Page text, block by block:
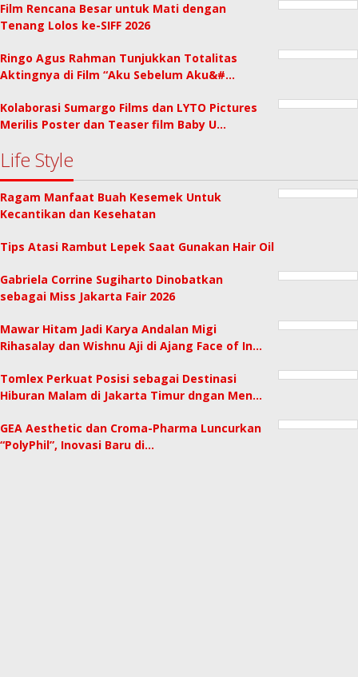
Film Rencana Besar untuk Mati dengan
Tenang Lolos ke-SIFF 2026
Ringo Agus Rahman Tunjukkan Totalitas
Aktingnya di Film “Aku Sebelum Aku&#…
Kolaborasi Sumargo Films dan LYTO Pictures
Merilis Poster dan Teaser film Baby U…
Life Style
Ragam Manfaat Buah Kesemek Untuk
Kecantikan dan Kesehatan
Tips Atasi Rambut Lepek Saat Gunakan Hair Oil
Gabriela Corrine Sugiharto Dinobatkan
sebagai Miss Jakarta Fair 2026
Mawar Hitam Jadi Karya Andalan Migi
Rihasalay dan Wishnu Aji di Ajang Face of In…
Tomlex Perkuat Posisi sebagai Destinasi
Hiburan Malam di Jakarta Timur dngan Men…
GEA Aesthetic dan Croma-Pharma Luncurkan
“PolyPhil”, Inovasi Baru di…